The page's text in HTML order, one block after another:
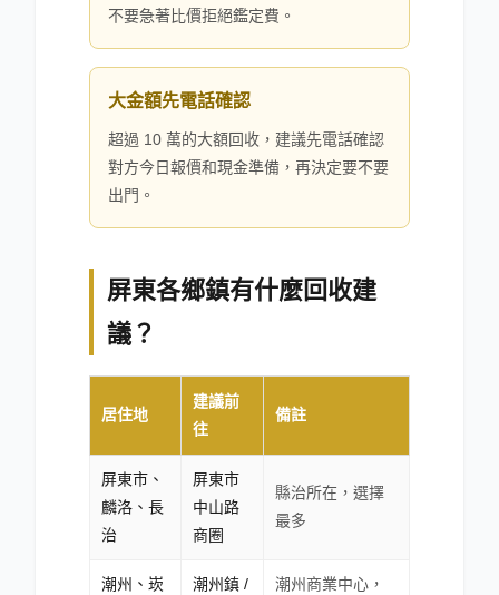
不要急著比價拒絕鑑定費。
大金額先電話確認
超過 10 萬的大額回收，建議先電話確認
對方今日報價和現金準備，再決定要不要
出門。
屏東各鄉鎮有什麼回收建
議？
居住地
建議前
往
備註
屏東市、
麟洛、長
治
屏東市
中山路
商圈
縣治所在，選擇
最多
潮州、崁
潮州鎮 /
潮州商業中心，